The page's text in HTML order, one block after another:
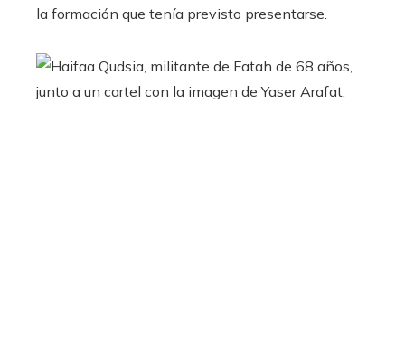
la formación que tenía previsto presentarse.